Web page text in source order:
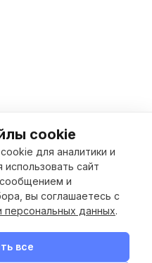
cookie
для аналитики и
сайт
и
вы соглашаетесь с
персональных данных.
все